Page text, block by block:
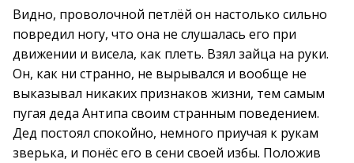
Видно, проволочной петлёй он настолько сильно
повредил ногу, что она не слушалась его при
движении и висела, как плеть. Взял зайца на руки.
Он, как ни странно, не вырывался и вообще не
выказывал никаких признаков жизни, тем самым
пугая деда Антипа своим странным поведением.
Дед постоял спокойно, немного приучая к рукам
зверька, и понёс его в сени своей избы. Положив